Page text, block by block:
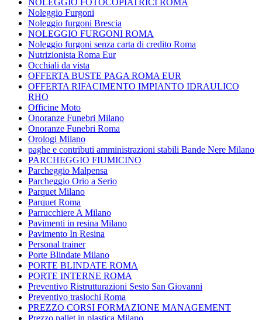
Noleggio Furgoni
Noleggio furgoni Brescia
NOLEGGIO FURGONI ROMA
Noleggio furgoni senza carta di credito Roma
Nutrizionista Roma Eur
Occhiali da vista
OFFERTA BUSTE PAGA ROMA EUR
OFFERTA RIFACIMENTO IMPIANTO IDRAULICO
RHO
Officine Moto
Onoranze Funebri Milano
Onoranze Funebri Roma
Orologi Milano
paghe e contributi amministrazioni stabili Bande Nere Milano
PARCHEGGIO FIUMICINO
Parcheggio Malpensa
Parcheggio Orio a Serio
Parquet Milano
Parquet Roma
Parrucchiere A Milano
Pavimenti in resina Milano
Pavimento In Resina
Personal trainer
Porte Blindate Milano
PORTE BLINDATE ROMA
PORTE INTERNE ROMA
Preventivo Ristrutturazioni Sesto San Giovanni
Preventivo traslochi Roma
PREZZO CORSI FORMAZIONE MANAGEMENT
Prezzo pallet in plastica Milano